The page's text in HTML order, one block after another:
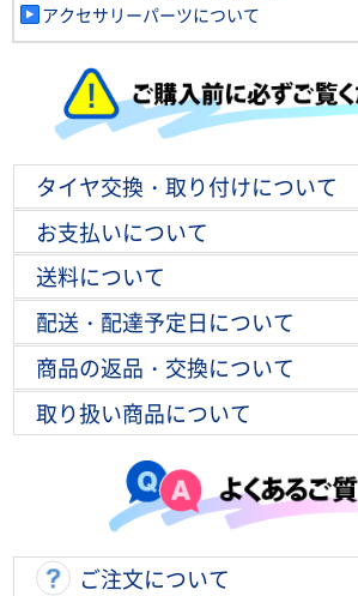
アクセサリーパーツについて
タイヤ交換・取り付けについて
お支払いについて
送料について
配送・配達予定日について
商品の返品・交換について
取り扱い商品について
ご注文について